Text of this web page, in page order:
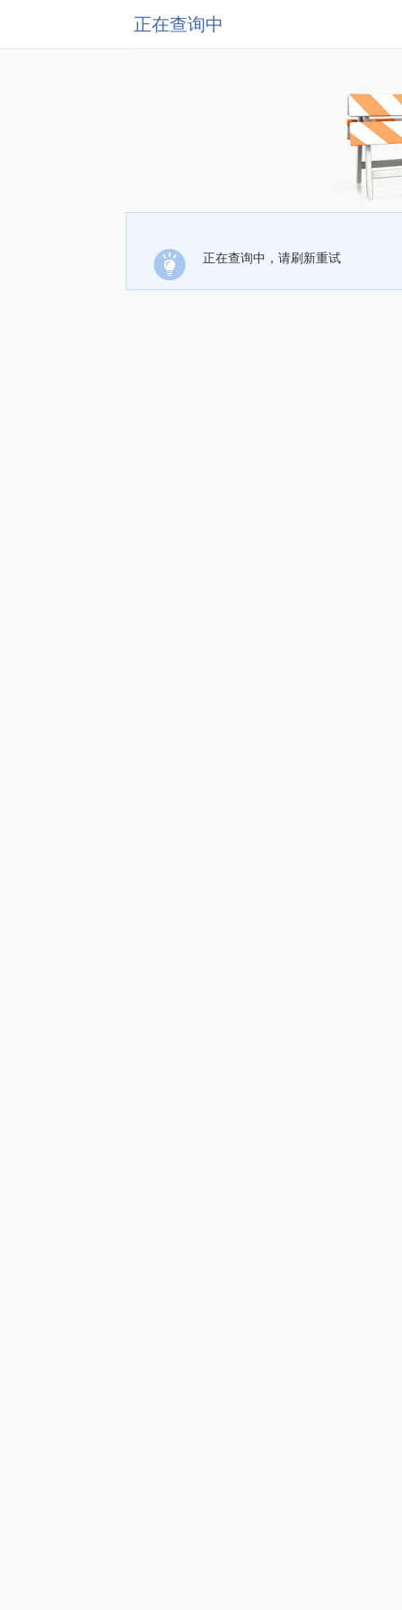
正在查询中
正在查询中，请刷新重试